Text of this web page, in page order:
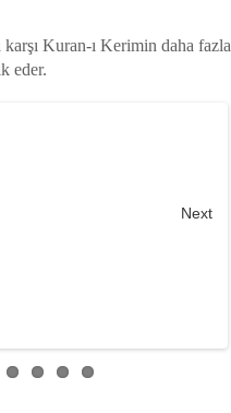
Kuran-ı Kerimin daha fazla
eder.
Next